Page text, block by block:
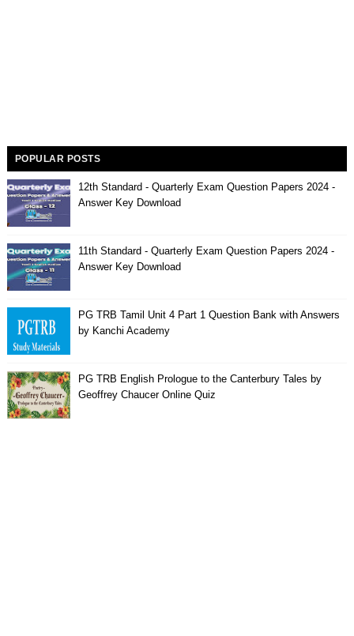
POPULAR POSTS
12th Standard - Quarterly Exam Question Papers 2024 -
Answer Key Download
11th Standard - Quarterly Exam Question Papers 2024 -
Answer Key Download
PG TRB Tamil Unit 4 Part 1 Question Bank with Answers
by Kanchi Academy
PG TRB English Prologue to the Canterbury Tales by
Geoffrey Chaucer Online Quiz